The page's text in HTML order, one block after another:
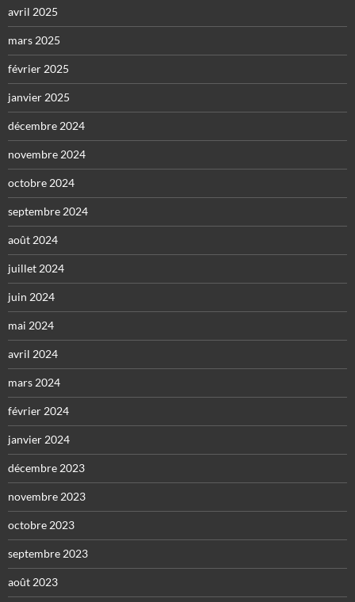
avril 2025
mars 2025
février 2025
janvier 2025
décembre 2024
novembre 2024
octobre 2024
septembre 2024
août 2024
juillet 2024
juin 2024
mai 2024
avril 2024
mars 2024
février 2024
janvier 2024
décembre 2023
novembre 2023
octobre 2023
septembre 2023
août 2023